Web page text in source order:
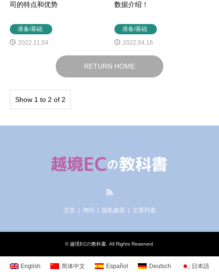
司的特点和优势
准备/基础
2022.11.04
数据介绍！
准备/基础
2022.04.18
RETURN HOME
Show 1 to 2 of 2
主页 询问 隐私政策 文章列表
©越境ECの教科書. All Rights Reserved.
English 简体中文 Español Deutsch 日本語